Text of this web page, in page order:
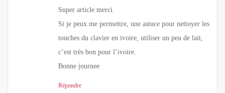
Super article merci.
Si je peux me permettre, une astuce pour nettoyer les
touches du clavier en ivoire, utiliser un peu de lait,
c’est très bon pour l’ivoire.
Bonne journee
Répondre